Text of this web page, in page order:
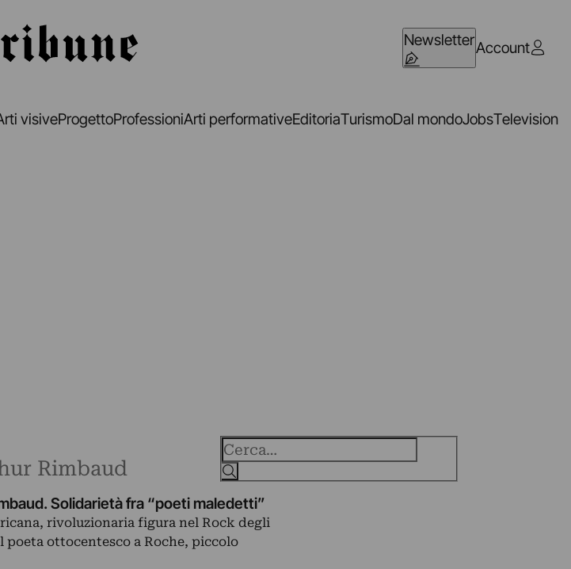
NewsletterAccount
visiveProgettoProfessioniArti performativeEditoriaTurismoDal mondoJobsTelevision
Rimbaud
Solidarietà fra “poeti maledetti”
rivoluzionaria figura nel Rock degli
poeta ottocentesco a Roche, piccolo